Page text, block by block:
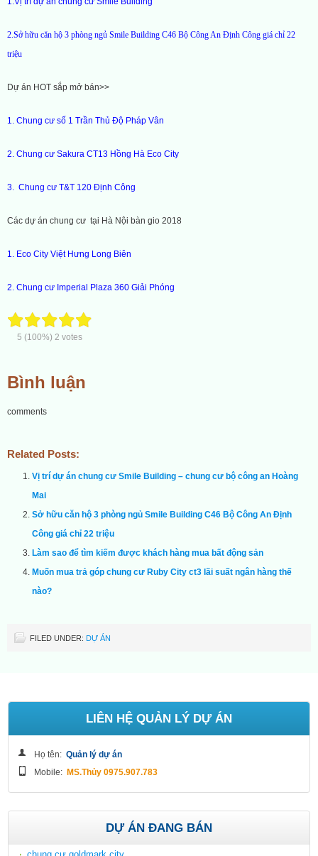
2.Sở hữu căn hộ 3 phòng ngủ Smile Building C46 Bộ Công An Định Công giá chỉ 22
triệu
Dự án HOT sắp mở bán>>
1. Chung cư số 1 Trần Thủ Độ Pháp Vân
2. Chung cư Sakura CT13 Hồng Hà Eco City
3. Chung cư T&T 120 Định Công
Các dự án chung cư tại Hà Nội bàn gio 2018
1. Eco City Việt Hưng Long Biên
2. Chung cư Imperial Plaza 360 Giải Phóng
5 (100%) 2 votes
Bình luận
comments
Related Posts:
Vị trí dự án chung cư Smile Building – chung cư bộ công an Hoàng
Mai
Sở hữu căn hộ 3 phòng ngủ Smile Building C46 Bộ Công An Định
Công giá chỉ 22 triệu
Làm sao để tìm kiếm được khách hàng mua bất động sản
Muốn mua trả góp chung cư Ruby City ct3 lãi suất ngân hàng thế
nào?
FILED UNDER: DỰ ÁN
LIÊN HỆ QUẢN LÝ DỰ ÁN
Họ tên: Quản lý dự án
Mobile: MS.Thủy 0975.907.783
DỰ ÁN ĐANG BÁN